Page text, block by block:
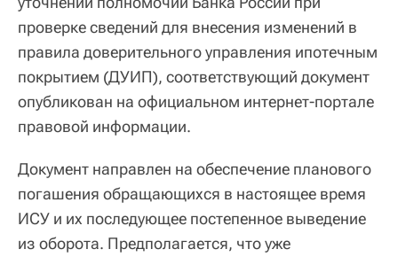
проверке сведений для внесения изменений в
правила доверительного управления ипотечным
покрытием (ДУИП), соответствующий документ
опубликован на официальном интернет-портале
правовой информации.
Документ направлен на обеспечение планового
погашения обращающихся в настоящее время
ИСУ и их последующее постепенное выведение
из оборота. Предполагается, что уже